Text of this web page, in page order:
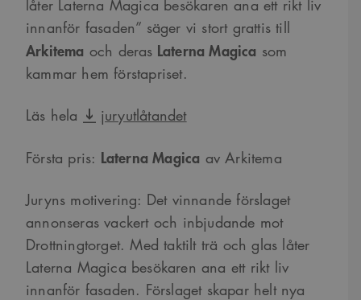
låter Laterna Magica besökaren ana ett rikt liv
innanför fasaden” säger vi stort grattis till
Arkitema och deras Laterna Magica som
kammar hem förstapriset.
Läs hela juryutlåtandet
Första pris: Laterna Magica av Arkitema
Juryns motivering: Det vinnande förslaget
annonseras vackert och inbjudande mot
Drottningtorget. Med taktilt trä och glas låter
Laterna Magica besökaren ana ett rikt liv
innanför fasaden. Förslaget skapar helt nya